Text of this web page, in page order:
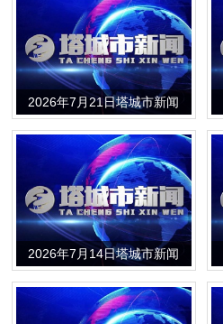
2026年7月21日塔城市新闻
2026年7月14日塔城市新闻